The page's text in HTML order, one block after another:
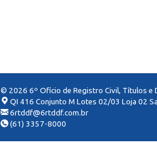
© 2026 6º Ofício de Registro Civil, Títulos e
QI 416 Conjunto M Lotes 02/03 Loja 02
6rtddf@6rtddf.com.br
(61) 3357-8000